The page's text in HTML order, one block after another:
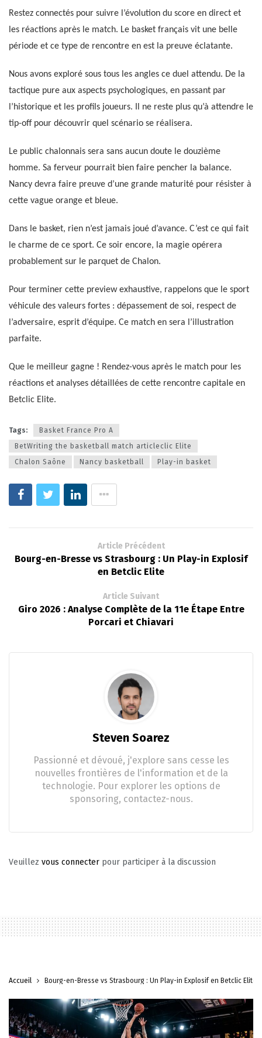
Restez connectés pour suivre l’évolution du score en direct et
les réactions après le match. Le basket français vit une belle
période et ce type de rencontre en est la preuve éclatante.
Nous avons exploré sous tous les angles ce duel attendu. De la
tactique pure aux aspects psychologiques, en passant par
l’historique et les profils joueurs. Il ne reste plus qu’à attendre le
tip-off pour découvrir quel scénario se réalisera.
Le public chalonnais sera sans aucun doute le douzième
homme. Sa ferveur pourrait bien faire pencher la balance.
Nancy devra faire preuve d’une grande maturité pour résister à
cette vague orange et bleue.
Dans le basket, rien n’est jamais joué d’avance. C’est ce qui fait
le charme de ce sport. Ce soir encore, la magie opérera
probablement sur le parquet de Chalon.
Pour terminer cette preview exhaustive, rappelons que le sport
véhicule des valeurs fortes : dépassement de soi, respect de
l’adversaire, esprit d’équipe. Ce match en sera l’illustration
parfaite.
Que le meilleur gagne ! Rendez-vous après le match pour les
réactions et analyses détaillées de cette rencontre capitale en
Betclic Elite.
Tags:
Basket France Pro A
BetWriting the basketball match articleclic Elite
Chalon Saône
Nancy basketball Play-in basket
Article Précédent
Bourg-en-Bresse vs Strasbourg : Un Play-in Explosif
en Betclic Elite
Article Suivant
Giro 2026 : Analyse Complète de la 11e Étape Entre
Porcari et Chiavari
Steven Soarez
Passionné et dévoué, j'explore sans cesse les
nouvelles frontières de l'information et de la
technologie. Pour explorer les options de
sponsoring, contactez-nous.
Veuillez vous connecter pour participer à la discussion
Accueil Bourg-en-Bresse vs Strasbourg : Un Play-in Explosif en Betclic Elite